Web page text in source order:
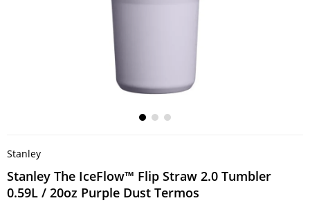
Stanley
Stanley The IceFlow™ Flip Straw 2.0 Tumbler
0.59L / 20oz Purple Dust Termos